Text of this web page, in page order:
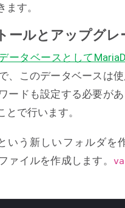
す。
ールとアップグレ
ータベースとして
、このデータベースは
ードも設定する必要が
で行います。
いう新しいフォルダを
ァイルを作成します。